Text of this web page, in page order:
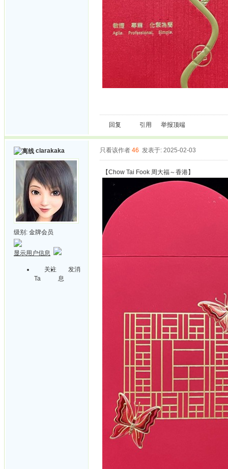
回复 引用 举报顶端
clarakaka
级别: 金牌会员
显示用户信息
关注
Ta
发消
息
只看该作者 46 发表于: 2025-02-03
【Chow Tai Fook 周大福～香港】